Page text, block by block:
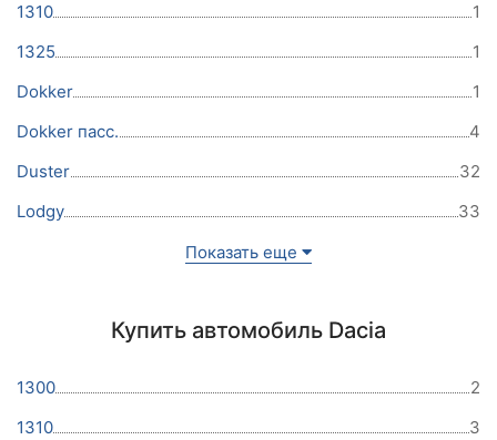
1310
1
1325
1
Dokker
1
Dokker пасс.
4
Duster
32
Lodgy
33
Показать еще
Купить автомобиль Dacia
1300
2
1310
3